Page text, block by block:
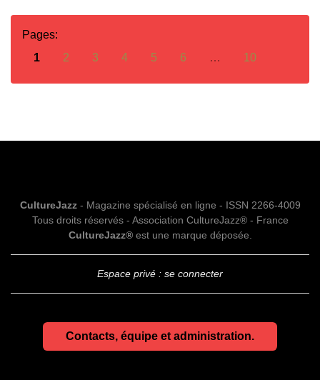
Pages:
1
2 3 4 5 6 … 10
CultureJazz- Magazine spécialisé en ligne - ISSN 2266-4009
Tous droits réservés - Association CultureJazz® - France
CultureJazz®est une marque déposée.
Espace privé : se connecter
Contacts, équipe et administration.